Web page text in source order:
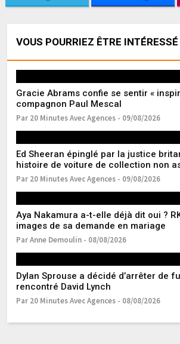
VOUS POURRIEZ ÊTRE INTÉRESSÉ
Gracie Abrams confie se sentir «
compagnon Paul Mescal
Par 20 Minutes Avec Agences - 09/08/2026
Ed Sheeran épinglé par la justice
histoire de voiture de collection non
Par 20 Minutes Avec Agences - 09/08/2026
Aya Nakamura a-t-elle déjà dit oui ?
images de sa demande en mariage
Par Anne Demoulin - 08/08/2026
Dylan Sprouse a décidé d’arrêter de
rencontré David Lynch
Par 20 Minutes Avec Agences - 08/08/2026